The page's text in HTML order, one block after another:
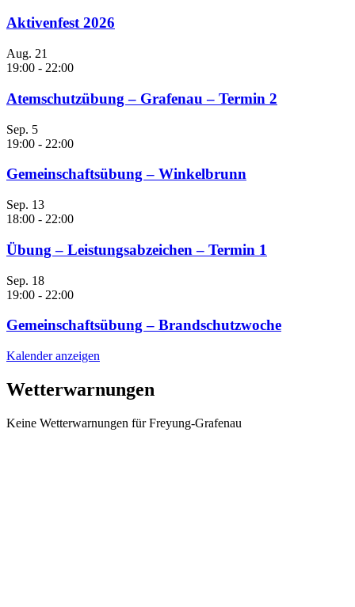
Aktivenfest 2026
Aug. 21
19:00 - 22:00
Atemschutzübung – Grafenau – Termin 2
Sep. 5
19:00 - 22:00
Gemeinschaftsübung – Winkelbrunn
Sep. 13
18:00 - 22:00
Übung – Leistungsabzeichen – Termin 1
Sep. 18
19:00 - 22:00
Gemeinschaftsübung – Brandschutzwoche
Kalender anzeigen
Wetterwarnungen
Keine Wetterwarnungen für Freyung-Grafenau